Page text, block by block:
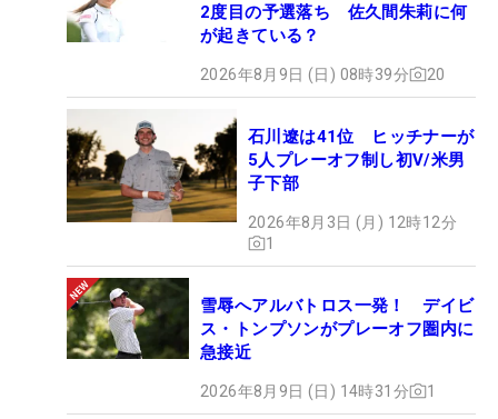
2度目の予選落ち 佐久間朱莉に何
が起きている？
2026年8月9日 (日) 08時39分 20
石川遼は41位 ヒッチナーが
5人プレーオフ制し初V/米男
子下部
2026年8月3日 (月) 12時12分
1
雪辱へアルバトロス一発！ デイビ
ス・トンプソンがプレーオフ圏内に
急接近
2026年8月9日 (日) 14時31分 1